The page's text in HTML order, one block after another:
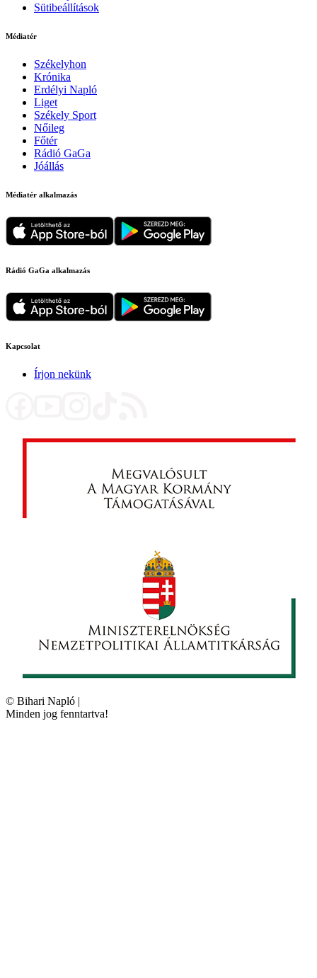
Sütibeállítások
Médiatér
Székelyhon
Krónika
Erdélyi Napló
Liget
Székely Sport
Nőileg
Főtér
Rádió GaGa
Jóállás
Médiatér alkalmazás
Rádió GaGa alkalmazás
Kapcsolat
Írjon nekünk
© Bihari Napló |
Minden jog fenntartva!